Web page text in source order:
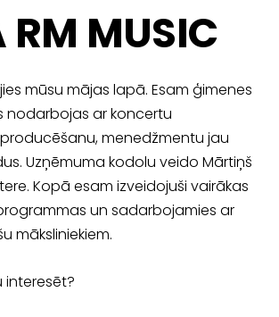
RM MUSIC
mūsu mājas lapā. Esam ģimenes
nodarbojas ar koncertu
menedžmentu jau
Uzņēmuma kodolu veido Mārtiņš
Kopā esam izveidojuši vairākas
un sadarbojamies ar
māksliniekiem.
interesēt?